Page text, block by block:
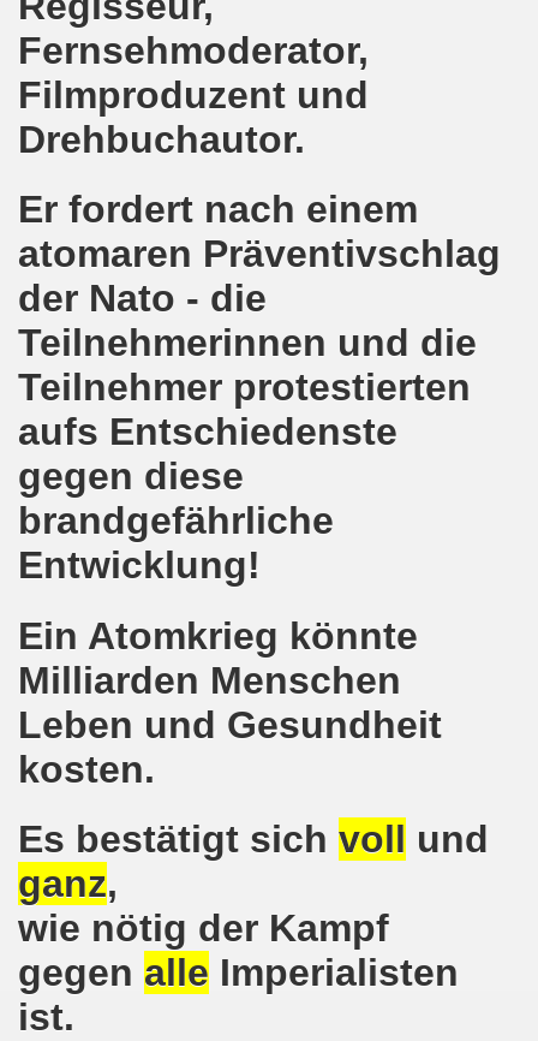
Fernsehmoderator,
Filmproduzent und
Drehbuchautor.
Er fordert nach einem
atomaren Präventivschlag
der Nato - die
Teilnehmerinnen und die
Teilnehmer protestierten
aufs Entschiedenste
gegen diese
brandgefährliche
Entwicklung!
Ein Atomkrieg könnte
Milliarden Menschen
Leben und Gesundheit
kosten.
Es bestätigt sich voll und
ganz,
wie nötig der Kampf
gegen alle Imperialisten
ist.
am 11.02.2019 - antifaschistische Demonstration
701. Montagsdemonstration Gelsenkirchen
stärken - jetzt erst recht!
Bewegung am 10.12.2018 mit gelben Westen und
feiert am 10.12.2018 die 700. Bürgerbewegung
Bewegung Gelsenkirchen mit Frank Oettler
Bewegung fordert am 03.12.2018: Freigabe des
Bewegung findet ausnahmsweise am 03.12.2018 in
vor dem Amtsgericht Gelsenkirchen: Weg mit der
Montagsdemo-Bewegung ist und bleibt wirklich jetzt
Bewegung ruft auf am 05.11.2018 zur Solidarität mit
am 24.09.2018 uneingeschränkt
Montagsdemonstration: Kampf gegen
Bewegung am 01.10.2018 - gegen die
und wichtige Informationen zur 15.
und Montagsdemonstranten Frank Oettler aus